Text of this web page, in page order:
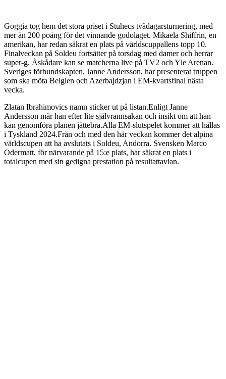
Goggia tog hem det stora priset i Stuhecs tvådagarsturnering, med
mer än 200 poäng för det vinnande godolaget. Mikaela Shiffrin, en
amerikan, har redan säkrat en plats på världscuppallens topp 10.
Finalveckan på Soldeu fortsätter på torsdag med damer och herrar
super-g. Åskådare kan se matcherna live på TV2 och Yle Arenan.
Sveriges förbundskapten, Janne Andersson, har presenterat truppen
som ska möta Belgien och Azerbajdzjan i EM-kvartsfinal nästa
vecka.
Zlatan Ibrahimovics namn sticker ut på listan.Enligt Janne
Andersson mår han efter lite självrannsakan och insikt om att han
kan genomföra planen jättebra.Alla EM-slutspelet kommer att hållas
i Tyskland 2024.Från och med den här veckan kommer det alpina
världscupen att ha avslutats i Soldeu, Andorra. Svensken Marco
Odermatt, för närvarande på 15:e plats, har säkrat en plats i
totalcupen med sin gedigna prestation på resultattavlan.